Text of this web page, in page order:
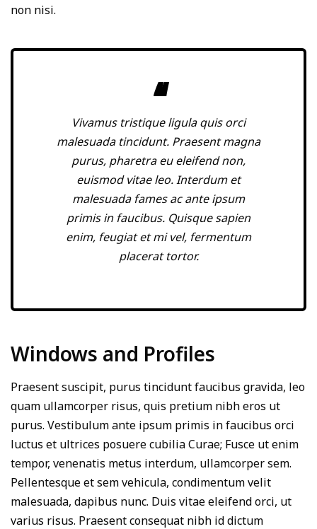
non nisi.
Vivamus tristique ligula quis orci
malesuada tincidunt. Praesent magna
purus, pharetra eu eleifend non,
euismod vitae leo. Interdum et
malesuada fames ac ante ipsum
primis in faucibus. Quisque sapien
enim, feugiat et mi vel, fermentum
placerat tortor.
Windows and Profiles
Praesent suscipit, purus tincidunt faucibus gravida, leo
quam ullamcorper risus, quis pretium nibh eros ut
purus. Vestibulum ante ipsum primis in faucibus orci
luctus et ultrices posuere cubilia Curae; Fusce ut enim
tempor, venenatis metus interdum, ullamcorper sem.
Pellentesque et sem vehicula, condimentum velit
malesuada, dapibus nunc. Duis vitae eleifend orci, ut
varius risus. Praesent consequat nibh id dictum